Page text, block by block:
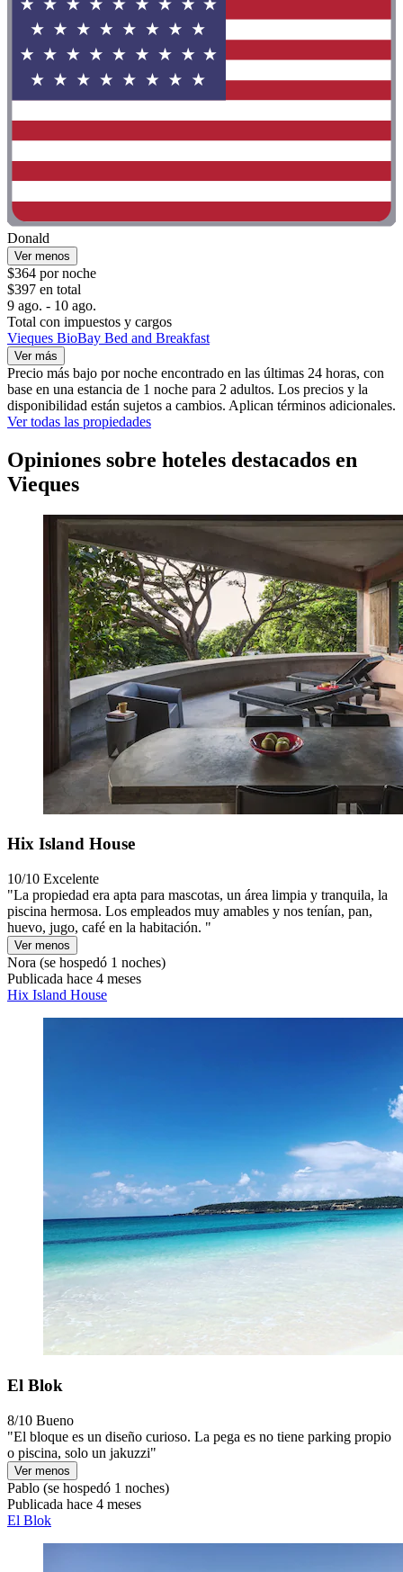
Donald
Ver menos
$364 por noche
$397 en total
9 ago. - 10 ago.
Total con impuestos y cargos
Vieques BioBay Bed and Breakfast
Ver más
Precio más bajo por noche encontrado en las últimas 24 horas, con
base en una estancia de 1 noche para 2 adultos. Los precios y la
disponibilidad están sujetos a cambios. Aplican términos adicionales.
Ver todas las propiedades
Opiniones sobre hoteles destacados en
Vieques
Hix Island House
10/10 Excelente
"La propiedad era apta para mascotas, un área limpia y tranquila, la
piscina hermosa. Los empleados muy amables y nos tenían, pan,
huevo, jugo, café en la habitación. "
Ver menos
Nora (se hospedó 1 noches)
Publicada hace 4 meses
Hix Island House
El Blok
8/10 Bueno
"El bloque es un diseño curioso. La pega es no tiene parking propio
o piscina, solo un jakuzzi"
Ver menos
Pablo (se hospedó 1 noches)
Publicada hace 4 meses
El Blok